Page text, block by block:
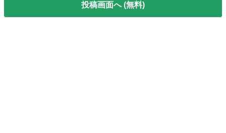
投稿画面へ (無料)